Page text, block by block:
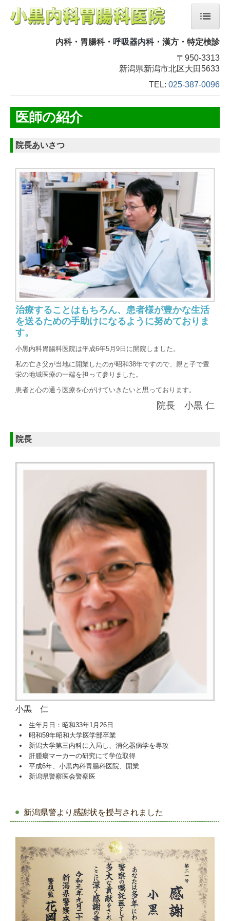
施設のご案内
交通案内
内科・胃腸科・ 呼吸器内科・漢方・特定検診
〒950-3313
新潟県新潟市北区大田5633
TEL: 025-387-0096
医師の紹介
院長あいさつ
治療することはもちろん、患者様が豊かな生活
を送るための手助けになるように努めておりま
す。
小黒内科胃腸科医院は平成6年5月9日に開院しました。
私の亡き父が当地に開業したのが昭和38年ですので、親と子で豊
栄の地域医療の一端を担って参りました。
患者と心の通う医療を心がけていきたいと思っております。
院長 小黒 仁
院長
小黒 仁
生年月日：昭和33年1月26日
昭和59年昭和大学医学部卒業
新潟大学第三内科に入局し、消化器病学を専攻
肝腫瘍マーカーの研究にて学位取得
平成6年、小黒内科胃腸科医院、開業
新潟県警察医会警察医
新潟県警より感謝状を授与されました